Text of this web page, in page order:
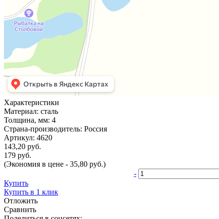
Характеристики
Материал: сталь
Толщина, мм: 4
Страна-производитель: Россия
Артикул: 4620
143,20 руб.
179 руб.
(Экономия в цене - 35,80 руб.)
-
Купить
Купить в 1 клик
Отложить
Сравнить